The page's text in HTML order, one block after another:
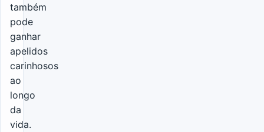
também
pode
ganhar
apelidos
carinhosos
ao
longo
da
vida.